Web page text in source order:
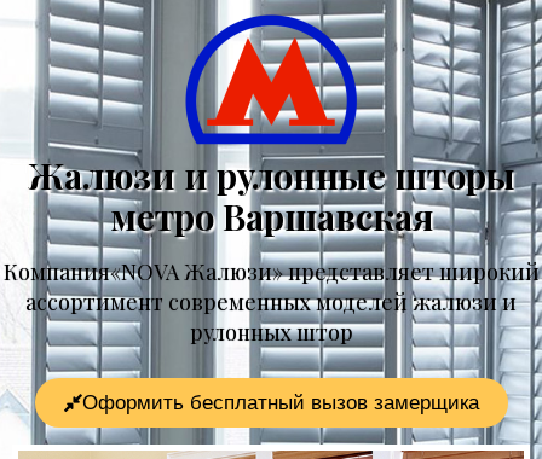
Жалюзи и рулонные шторы
метро Варшавская
Компания«NOVA Жалюзи» представляет широкий
ассортимент современных моделей жалюзи и
рулонных штор
Оформить бесплатный вызов замерщика